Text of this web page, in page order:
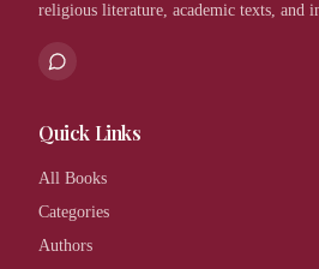
religious literature, academic texts, and
Quick Links
All Books
Categories
Authors